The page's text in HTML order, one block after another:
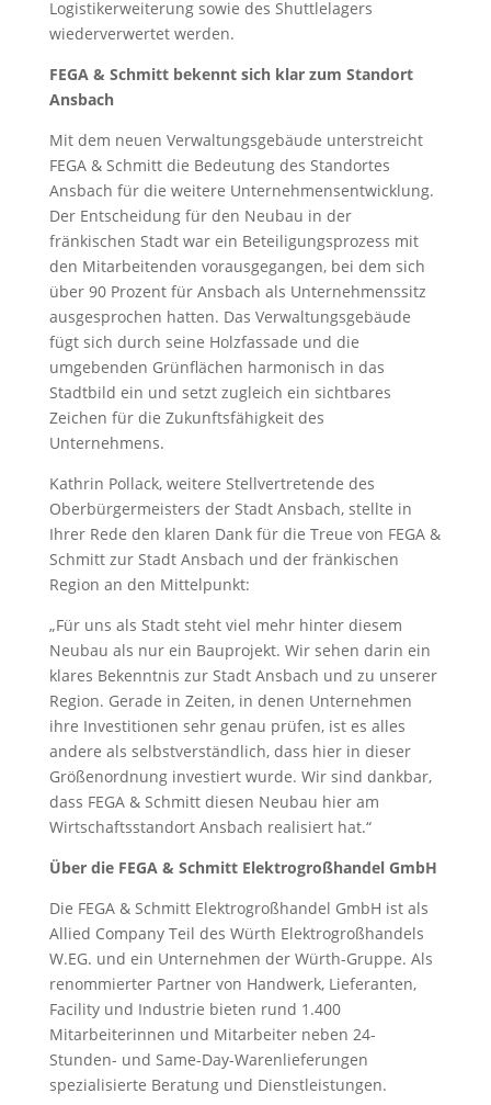
Logistikerweiterung sowie des Shuttlelagers
wiederverwertet werden.
FEGA & Schmitt bekennt sich klar zum Standort
Ansbach
Mit dem neuen Verwaltungsgebäude unterstreicht
FEGA & Schmitt die Bedeutung des Standortes
Ansbach für die weitere Unternehmensentwicklung.
Der Entscheidung für den Neubau in der
fränkischen Stadt war ein Beteiligungsprozess mit
den Mitarbeitenden vorausgegangen, bei dem sich
über 90 Prozent für Ansbach als Unternehmenssitz
ausgesprochen hatten. Das Verwaltungsgebäude
fügt sich durch seine Holzfassade und die
umgebenden Grünflächen harmonisch in das
Stadtbild ein und setzt zugleich ein sichtbares
Zeichen für die Zukunftsfähigkeit des
Unternehmens.
Kathrin Pollack, weitere Stellvertretende des
Oberbürgermeisters der Stadt Ansbach, stellte in
Ihrer Rede den klaren Dank für die Treue von FEGA &
Schmitt zur Stadt Ansbach und der fränkischen
Region an den Mittelpunkt:
„Für uns als Stadt steht viel mehr hinter diesem
Neubau als nur ein Bauprojekt. Wir sehen darin ein
klares Bekenntnis zur Stadt Ansbach und zu unserer
Region. Gerade in Zeiten, in denen Unternehmen
ihre Investitionen sehr genau prüfen, ist es alles
andere als selbstverständlich, dass hier in dieser
Größenordnung investiert wurde. Wir sind dankbar,
dass FEGA & Schmitt diesen Neubau hier am
Wirtschaftsstandort Ansbach realisiert hat.“
Über die FEGA & Schmitt Elektrogroßhandel GmbH
Die FEGA & Schmitt Elektrogroßhandel GmbH ist als
Allied Company Teil des Würth Elektrogroßhandels
W.EG. und ein Unternehmen der Würth-Gruppe. Als
renommierter Partner von Handwerk, Lieferanten,
Facility und Industrie bieten rund 1.400
Mitarbeiterinnen und Mitarbeiter neben 24-
Stunden- und Same-Day-Warenlieferungen
spezialisierte Beratung und Dienstleistungen.